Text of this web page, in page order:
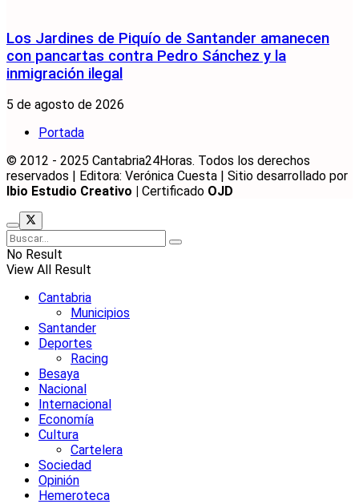
Los Jardines de Piquío de Santander amanecen
con pancartas contra Pedro Sánchez y la
inmigración ilegal
5 de agosto de 2026
Portada
© 2012 - 2025 Cantabria24Horas. Todos los derechos
reservados | Editora: Verónica Cuesta | Sitio desarrollado por
Ibio Estudio Creativo |
Certificado OJD
No Result
View All Result
Cantabria
Municipios
Santander
Deportes
Racing
Besaya
Nacional
Internacional
Economía
Cultura
Cartelera
Sociedad
Opinión
Hemeroteca